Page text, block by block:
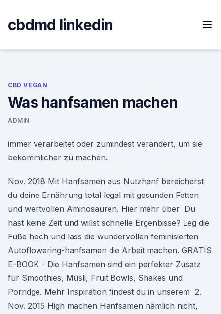
content
cbdmd linkedin
CBD VEGAN
Was hanfsamen machen
ADMIN
immer verarbeitet oder zumindest verändert, um sie
bekömmlicher zu machen.
Nov. 2018 Mit Hanfsamen aus Nutzhanf bereicherst
du deine Ernährung total legal mit gesunden Fetten
und wertvollen Aminosäuren. Hier mehr über Du
hast keine Zeit und willst schnelle Ergenbisse? Leg die
Füße hoch und lass die wundervollen feminisierten
Autoflowering-hanfsamen die Arbeit machen. GRATIS
E-BOOK - Die Hanfsamen sind ein perfekter Zusatz
für Smoothies, Müsli, Fruit Bowls, Shakes und
Porridge. Mehr Inspiration findest du in unserem 2.
Nov. 2015 High machen Hanfsamen nämlich nicht,